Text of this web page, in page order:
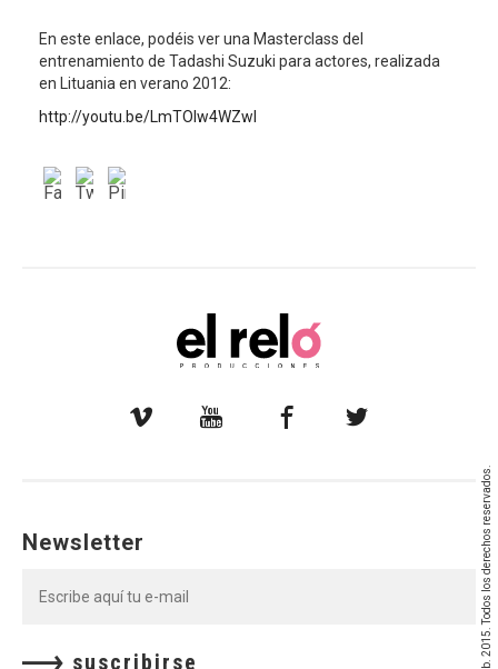
En este enlace, podéis ver una Masterclass del
entrenamiento de Tadashi Suzuki para actores, realizada
en Lituania en verano 2012:
http://youtu.be/LmTOlw4WZwI
Newsletter © Teatrolab. 2015. Todos los derechos reservados.